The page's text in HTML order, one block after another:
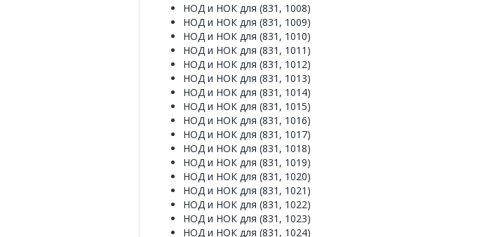
НОД и НОК для (831, 1008)
НОД и НОК для (831, 1009)
НОД и НОК для (831, 1010)
НОД и НОК для (831, 1011)
НОД и НОК для (831, 1012)
НОД и НОК для (831, 1013)
НОД и НОК для (831, 1014)
НОД и НОК для (831, 1015)
НОД и НОК для (831, 1016)
НОД и НОК для (831, 1017)
НОД и НОК для (831, 1018)
НОД и НОК для (831, 1019)
НОД и НОК для (831, 1020)
НОД и НОК для (831, 1021)
НОД и НОК для (831, 1022)
НОД и НОК для (831, 1023)
НОД и НОК для (831, 1024)